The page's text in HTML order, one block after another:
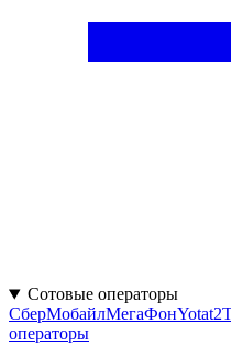
Сотовые операторы
СберМобайлМегаФонYotat2
операторы